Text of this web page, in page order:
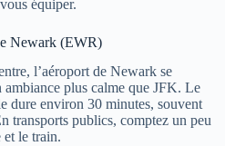
équiper.
Newark (EWR)
l’aéroport de Newark se
plus calme que JFK. Le
dure environ 30 minutes, souvent
transports publics, comptez un peu
et le train.